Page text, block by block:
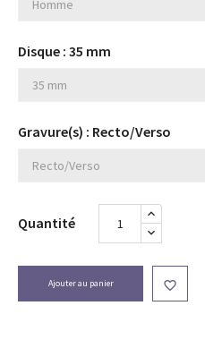
Disque : 35 mm
Gravure(s) : Recto/Verso
Quantité
Ajouter au panier 